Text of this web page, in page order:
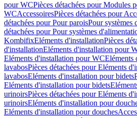
pour WCPièces détachées pour Modules
WCAccessoiresPièces détachées pour
détachées pour Pour paroisPour systèmes
détachées pour Pour systèmes
KombifixEléments d'installationPièces
d'installationEléments d'installation pour
Eléments d'installation pour WCEléments
lavabosPièces détachées pour Eléments
lavabosEléments d'installation pour bidets
Eléments d'installation pour bidets
urinoirsPièces détachées pour Eléments
urinoirsEléments d'installation pour
Eléments d'installation pour douches